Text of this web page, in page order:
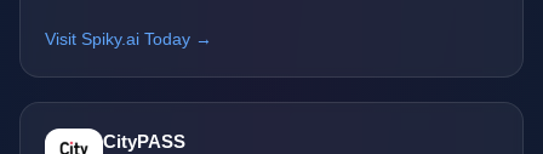
Visit Spiky.ai Today →
CityPASS